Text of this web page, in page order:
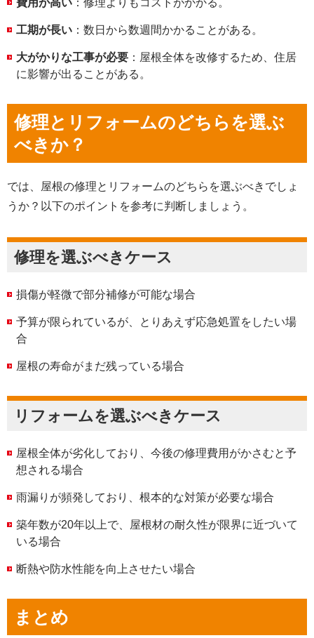
工期が長い ：数日から数週間かかることがある。
大がかりな工事が必要 ：屋根全体を改修するため、住居
に影響が出ることがある。
修理とリフォームのどちらを選ぶ
べきか？
では、屋根の修理とリフォームのどちらを選ぶべきでしょ
うか？以下のポイントを参考に判断しましょう。
修理を選ぶべきケース
損傷が軽微で部分補修が可能な場合
予算が限られているが、とりあえず応急処置をしたい場
合
屋根の寿命がまだ残っている場合
リフォームを選ぶべきケース
屋根全体が劣化しており、今後の修理費用がかさむと予
想される場合
雨漏りが頻発しており、根本的な対策が必要な場合
築年数が20年以上で、屋根材の耐久性が限界に近づいて
いる場合
断熱や防水性能を向上させたい場合
まとめ